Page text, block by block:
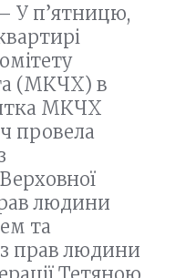
У п’ятницю,
(МКЧХ) в
МКЧХ
провела
людини
та
прав людини